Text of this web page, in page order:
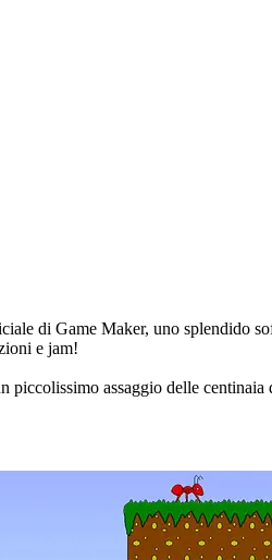
di Game Maker, uno splendido
e jam!
piccolissimo assaggio delle